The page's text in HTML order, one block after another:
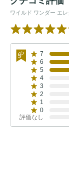
ワイルド ワンダー エ
7
6
5
4
3
2
1
0
評価なし